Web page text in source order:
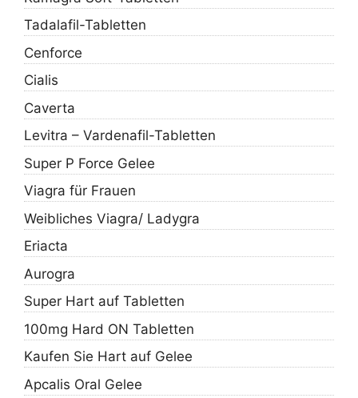
Tadalafil-Tabletten
Cenforce
Cialis
Caverta
Levitra – Vardenafil-Tabletten
Super P Force Gelee
Viagra für Frauen
Weibliches Viagra/ Ladygra
Eriacta
Aurogra
Super Hart auf Tabletten
100mg Hard ON Tabletten
Kaufen Sie Hart auf Gelee
Apcalis Oral Gelee